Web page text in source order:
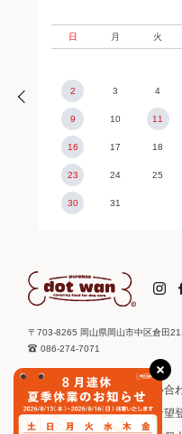
日 月 火
2 3 4
9 10 11
16 17 18
23 24 25
30 31
〒703-8265 岡山県岡山市中区倉田
086-274-7071
ご利用ガイド お問い合
取り扱い店
お取引希望